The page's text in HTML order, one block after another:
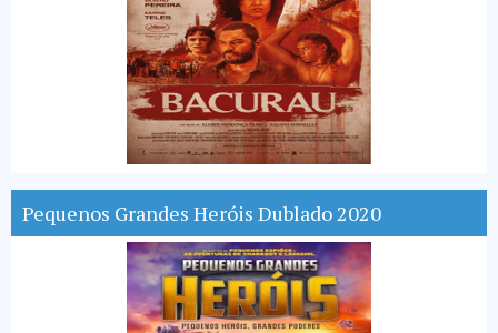
Pequenos Grandes Heróis Dublado 2020